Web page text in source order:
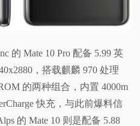
的 Mate 10 Pro 配备 5.99 英
，搭载麒麟 970 处理
的两种组合，内置 4000m
快充，与此前爆料信
的 Mate 10 则是配备 5.88